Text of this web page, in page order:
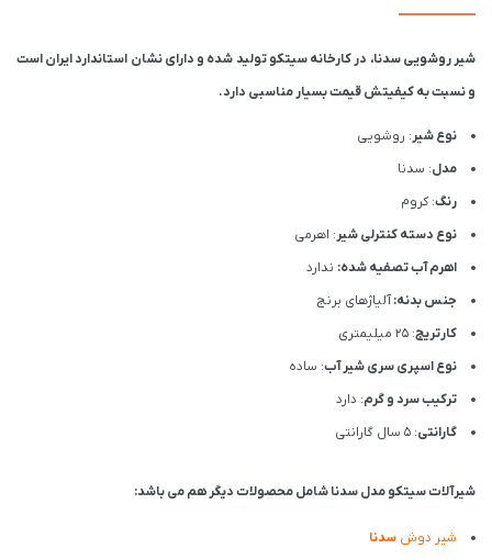
شیر روشویی سدنا، در کارخانه سیتکو تولید شده و دارای نشان استاندارد ایران است
و نسبت به کیفیتش قیمت بسیار مناسبی دارد.
نوع شیر: روشویی
مدل: سدنا
رنگ: کروم
نوع دسته کنترلی شیر: اهرمی
اهرم آب تصفیه شده: ندارد
جنس بدنه:آلیاژهای برنج
کارتریج: 25 میلیمتری
نوع اسپری سری شیر آب: ساده
ترکیب سرد و گرم: دارد
گارانتی: 5 سال گارانتی
شیرآلات سیتکو مدل سدنا شامل محصولات دیگر هم می باشد:
شیر دوش سدنا